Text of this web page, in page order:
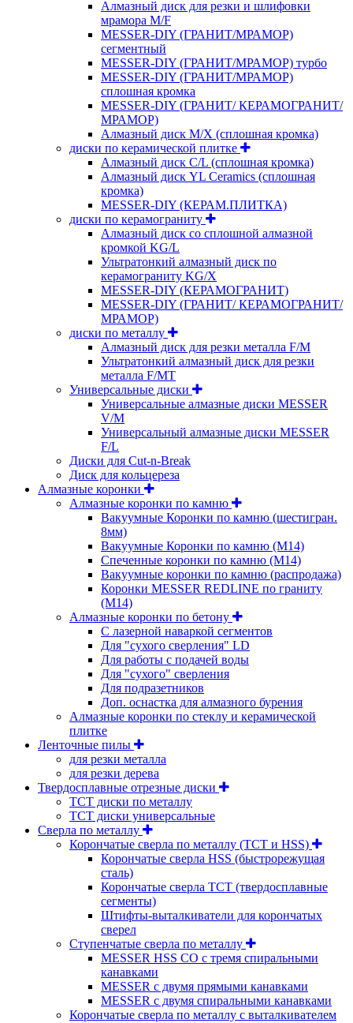
Алмазный диск для резки и шлифовки
мрамора M/F
MESSER-DIY (ГРАНИТ/МРАМОР)
сегментный
MESSER-DIY (ГРАНИТ/МРАМОР) турбо
MESSER-DIY (ГРАНИТ/МРАМОР)
сплошная кромка
MESSER-DIY (ГРАНИТ/ КЕРАМОГРАНИТ/
МРАМОР)
Алмазный диск M/X (сплошная кромка)
диски по керамической плитке
Алмазный диск C/L (сплошная кромка)
Алмазный диск YL Ceramics (сплошная
кромка)
MESSER-DIY (КЕРАМ.ПЛИТКА)
диски по керамограниту
Алмазный диск со сплошной алмазной
кромкой KG/L
Ультратонкий алмазный диск по
керамограниту KG/X
MESSER-DIY (КЕРАМОГРАНИТ)
MESSER-DIY (ГРАНИТ/ КЕРАМОГРАНИТ/
МРАМОР)
диски по металлу
Алмазный диск для резки металла F/M
Ультратонкий алмазный диск для резки
металла F/MT
Универсальные диски
Универсальные алмазные диски MESSER
V/M
Универсальный алмазные диски MESSER
F/L
Диски для Cut-n-Break
Диск для кольцереза
Алмазные коронки
Алмазные коронки по камню
Вакуумные Коронки по камню (шестигран.
8мм)
Вакуумные Коронки по камню (M14)
Спеченные коронки по камню (M14)
Вакуумные коронки по камню (распродажа)
Коронки MESSER REDLINE по граниту
(М14)
Алмазные коронки по бетону
С лазерной наваркой сегментов
Для "сухого сверления" LD
Для работы с подачей воды
Для "сухого" сверления
Для подразетников
Доп. оснастка для алмазного бурения
Алмазные коронки по стеклу и керамической
плитке
Ленточные пилы
для резки металла
для резки дерева
Твердосплавные отрезные диски
ТСТ диски по металлу
ТСТ диски универсальные
Сверла по металлу
Корончатые сверла по металлу (TCT и HSS)
Корончатые сверла HSS (быстрорежущая
сталь)
Корончатые сверла TCT (твердосплавные
сегменты)
Штифты-выталкиватели для корончатых
сверел
Ступенчатые сверла по металлу
MESSER HSS CО с тремя спиральными
канавками
MESSER с двумя прямыми канавками
MESSER с двумя спиральными канавками
Корончатые сверла по металлу c выталкивателем